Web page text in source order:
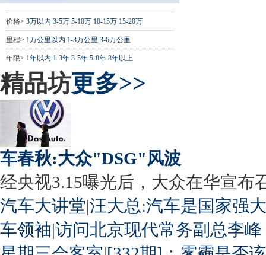
价格> 3万以内 3-5万 5-10万 10-15万 15-20万
里程> 1万公里以内 1-3万公里 3-6万公里
年限> 1年以内 1-3年 3-5年 5-8年 8年以上
精品坊更多>>
车春秋:大众"DSG"风波
经央视3.15曝光后，大众在华宣布
汽车大讲堂|汪大总:汽车是国家强
车领袖|访问北京现代常务副总李峰